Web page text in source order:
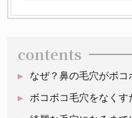
contents
なぜ？鼻の毛穴がボコ
ボコボコ毛穴をなくす